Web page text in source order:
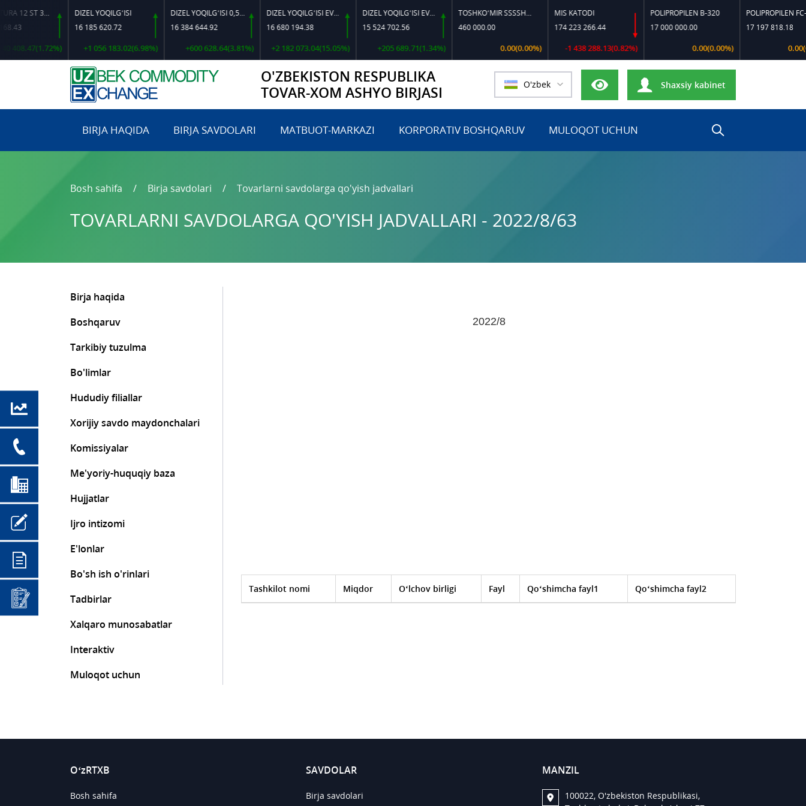
ARMATURA 12 ST 35 GS O‘LCHAMLI
DIZEL YOQILG‘ISI
16 185 620.72
+1 056 183.02(6.98%)
DIZEL YOQILG‘ISI 0,5-40
16 384 644.92
+600 628.64(3.81%)
DIZEL YOQILG‘ISI EVRO L-K-4
16 680 194.38
+2 182 073.04(15.05%)
DIZEL YOQILG‘ISI EVRO-L II K-4 SSDF
15 524 702.56
+205 689.71(1.34%)
TOSHKO‘MIR SSSSH-13
460 000.00
0.00(0.00%)
MIS KATODI
174 223 266.44
-1 438 288.13(0.82%)
POLIPROPILEN B-320
17 000 000.00
0.00(0.00%)
POLIPROPILEN FC-550
17 197 818.18
O'ZBEKISTON RESPUBLIKA
TOVAR-XOM ASHYO BIRJASI
O'zbek Shaxsiy kabinet
BIRJA HAQIDA BIRJA SAVDOLARI MATBUOT-MARKAZI KORPORATIV BOSHQARUV MULOQOT UCHUN
Bosh sahifa Birja savdolari Tovarlarni savdolarga qo'yish jadvallari
TOVARLARNI SAVDOLARGA QO'YISH JADVALLARI - 2022/8/63
Birja haqida
Boshqaruv
Tarkibiy tuzulma
Bo'limlar
Hududiy filiallar
Xorijiy savdo maydonchalari
Komissiyalar
Me'yoriy-huquqiy baza
Hujjatlar
Ijro intizomi
E'lonlar
Bo'sh ish o'rinlari
Tadbirlar
Xalqaro munosabatlar
Interaktiv
Muloqot uchun
2022/8
Tashkilot nomi Miqdor O‘lchov birligi Fayl Qo‘shimcha fayl1 Qo‘shimcha fayl2
O‘zRTXB
Bosh sahifa
SAVDOLAR
Birja savdolari
MANZIL
100022, O'zbekiston Respublikasi,